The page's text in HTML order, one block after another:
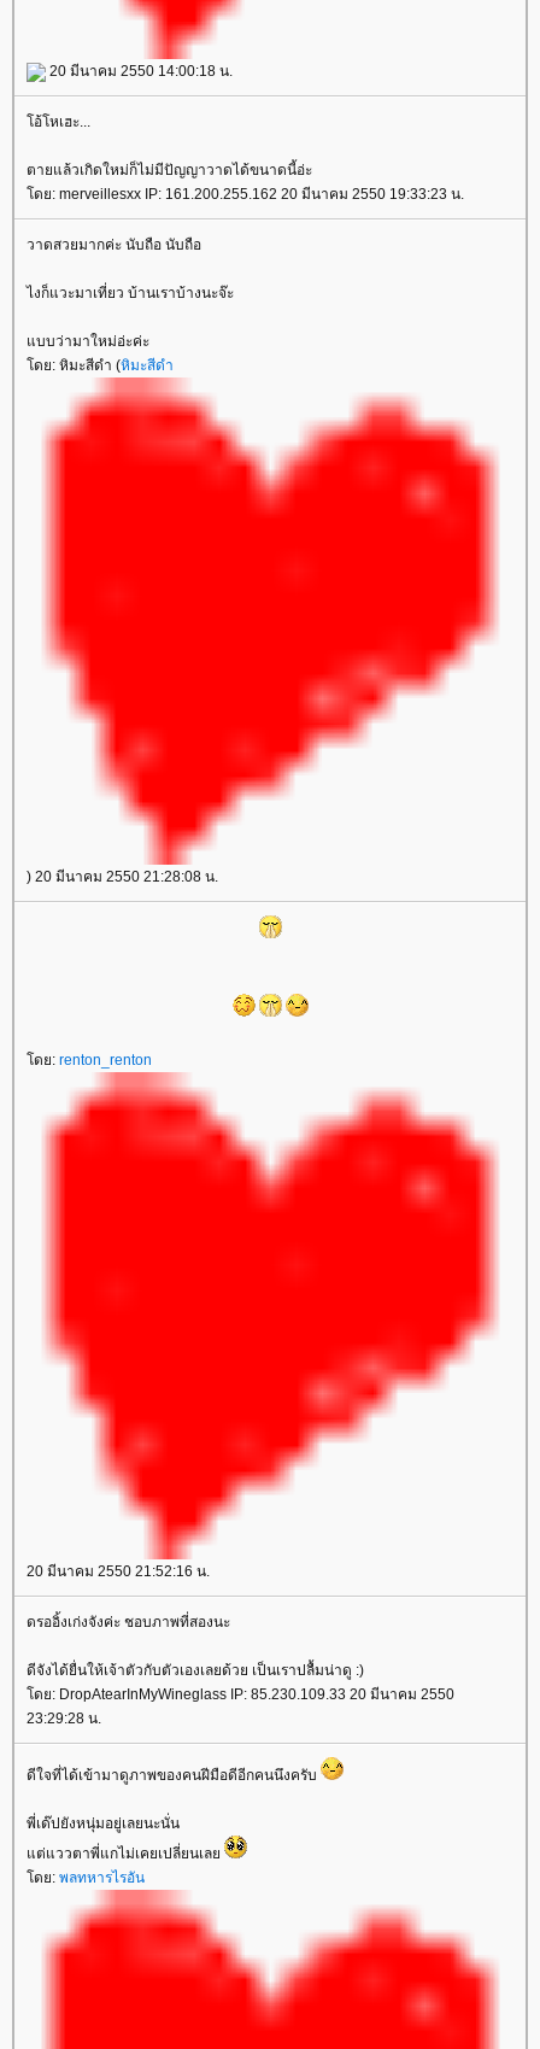
20 มีนาคม 2550 14:00:18 น.
อ้โหเฮะ...
ตายแล้วเกิดใหม่ก็ไม่มีปัญญาวาดได้ขนาดนี้อ่ะ
ดย: merveillesxx IP: 161.200.255.162 20 มีนาคม 2550 19:33:23 น.
วาดสวยมากค่ะ นับถือ นับถือ
ไงก็แวะมาเที่ยว บ้านเราบ้างนะจ๊ะ
บบว่ามาใหม่อ่ะค่ะ
ดย: หิมะสีดำ (หิมะสีดำ
) 20 มีนาคม 2550 21:28:08 น.
ดย: renton_renton
20 มีนาคม 2550 21:52:16 น.
ดรออิ้งเก่งจังค่ะ ชอบภาพที่สองนะ
ดีจังได้ยื่นให้เจ้าตัวกับตัวเองเลยด้วย เป็นเราปลื้มน่าดู :)
ดย: DropAtearInMyWineglass IP: 85.230.109.33 20 มีนาคม 2550
23:29:28 น.
ดีใจที่ได้เข้ามาดูภาพของคนฝีมือดีอีกคนนึงครับ
พี่เด๊ปยังหนุ่มอยู่เลยนะนั่น
ต่แววตาพี่แกไม่เคยเปลี่ยนเล
ดย: พลทหารไรอัน